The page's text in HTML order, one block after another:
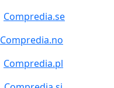
Compredia.se
Compredia.no
Compredia.pl